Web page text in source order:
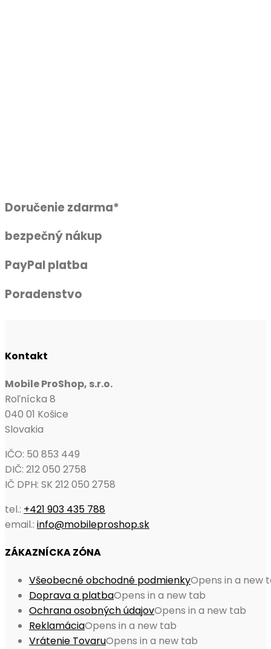
Doručenie zdarma*
bezpečný nákup
PayPal platba
Poradenstvo
Kontakt
Mobile ProShop, s.r.o.
Roľnícka 8
040 01 Košice
Slovakia
IČO: 50 853 449
DIČ: 212 050 2758
IČ DPH: SK 212 050 2758
tel.: +421 903 435 788
email.: info@mobileproshop.sk
ZÁKAZNÍCKA ZÓNA
Všeobecné obchodné podmienkyOpens in a new
Doprava a platbaOpens in a new tab
Ochrana osobných údajovOpens in a new tab
ReklamáciaOpens in a new tab
Vrátenie TovaruOpens in a new tab